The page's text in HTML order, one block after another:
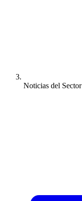
Noticias del Sector